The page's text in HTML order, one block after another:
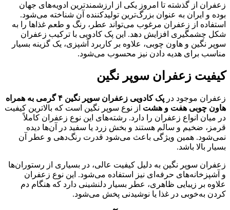
زعفران از گذشته تا امروز یکی از ارزشمندترین ادویه‌های جهان
بوده و ایران به عنوان بزرگ‌ترین تولیدکننده آن شناخته می‌شود.
استفاده از زعفران مرغوب می‌تواند عطر، رنگ و طعم غذاها را به
شکل چشمگیری افزایش دهد. این پک کادویی با ترکیب زعفران
سوپر نگین و هاون چوبی، علاوه بر کاربرد آشپزی، یک گزینه بسیار
مناسب برای هدیه دادن نیز محسوب می‌شود.
کیفیت زعفران سوپر نگین
زعفران موجود در
پک کادویی زعفران سوپر نگین ۴ گرمی به همراه
هاون چوبی هفت و هشت از نوع سوپر نگین است که بالاترین کیفیت
در میان انواع زعفران را دارد. رشته‌های این نوع زعفران کاملاً
قرمز، ضخیم و سالم هستند و بخش زرد یا سفید در آن‌ها دیده
نمی‌شود. همین ویژگی باعث می‌شود قدرت رنگ‌دهی و عطر آن
بسیار بالا باشد.
زعفران سوپر نگین به دلیل کیفیت عالی، در بسیاری از رستوران‌ها
و آشپزخانه‌های حرفه‌ای نیز استفاده می‌شود. این نوع زعفران
علاوه بر زیبایی ظاهری، عطر بسیار دلنشینی دارد که هنگام دم
کردن به‌خوبی در غذا یا نوشیدنی پخش می‌شود.